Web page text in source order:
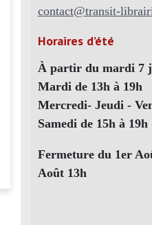
contact@transit-
Horaires d’été
À partir du mardi 7
Mardi de 13h à 19h
Mercredi- Jeudi -
Samedi de 15h à 19h
Fermeture du 1er
Août 13h